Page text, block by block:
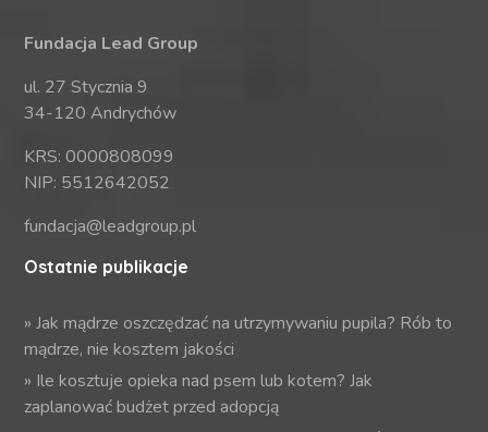
Fundacja Lead Group
ul. 27 Stycznia 9
34-120 Andrychów
KRS: 0000808099
NIP: 5512642052
fundacja@leadgroup.pl
Ostatnie publikacje
»Jak mądrze oszczędzać na utrzymywaniu pupila? Rób to
mądrze, nie kosztem jakości
» Ile kosztuje opieka nad psem lub kotem? Jak
zaplanować budżet przed adopcją